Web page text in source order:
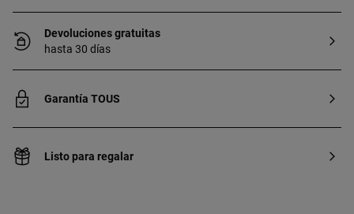
Devoluciones gratuitas
hasta 30 días
Garantía TOUS
Listo para regalar